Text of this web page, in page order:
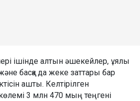
ішінде алтын әшекейлер, ұялы
басқа да жеке заттары бар
ашты. Келтірілген
3 млн 470 мың теңгені